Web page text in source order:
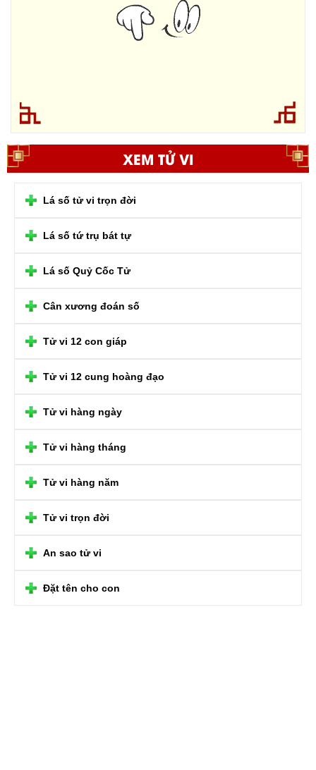
XEM TỬ VI
Lá số tử vi trọn đời
Lá số tứ trụ bát tự
Lá số Quỷ Cốc Tử
Cân xương đoán số
Tử vi 12 con giáp
Tử vi 12 cung hoàng đạo
Tử vi hàng ngày
Tử vi hàng tháng
Tử vi hàng năm
Tử vi trọn đời
An sao tử vi
Đặt tên cho con